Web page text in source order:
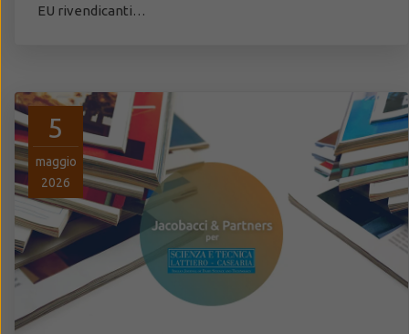
EU rivendicanti…
5
maggio
2026